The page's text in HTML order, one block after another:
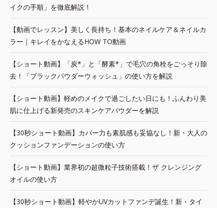
イクの手順」を徹底解説！
【動画でレッスン】美しく長持ち！基本のネイルケア＆ネイルカ
ラー｜キレイをかなえるHOW TO動画
【ショート動画】「炭*」と「酵素*」で毛穴の角栓をごっそり除
去！「ブラックパウダーウォッシュ」の使い方を解説
【ショート動画】軽めのメイクで過ごしたい日にも！ふんわり美
肌に仕上げる新発売のスキンケアパウダーを解説
【30秒ショート動画】カバー力も素肌感も妥協なし！新・大人の
クッションファンデーションの使い方
【ショート動画】業界初の超微粒子技術搭載！ザ クレンジング
オイルの使い方
【30秒ショート動画】軽やかUVカットファンデ誕生！新・タイ